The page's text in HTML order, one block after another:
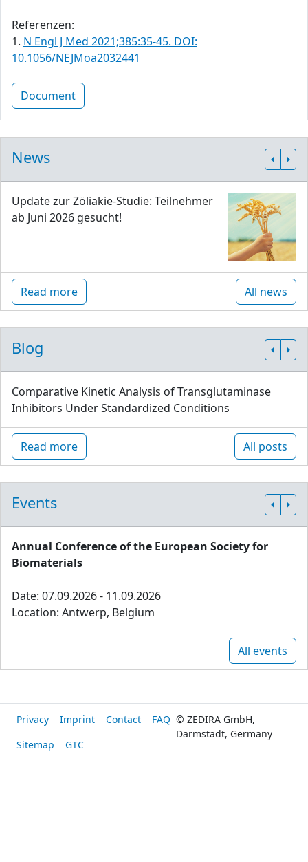
Referenzen:
1. N Engl J Med 2021;385:35-45. DOI:
10.1056/NEJMoa2032441
Document
News
Update zur Zöliakie-Studie: Teilnehmer
ab Juni 2026 gesucht!
Read more All news
Blog
Comparative Kinetic Analysis of Transglutaminase
Inhibitors Under Standardized Conditions
Read more All posts
Events
Annual Conference of the European Society for
Biomaterials
Date: 07.09.2026 - 11.09.2026
Location: Antwerp, Belgium
All events
Privacy Imprint Contact
FAQ
Sitemap
GTC
© ZEDIRA GmbH,
Darmstadt, Germany